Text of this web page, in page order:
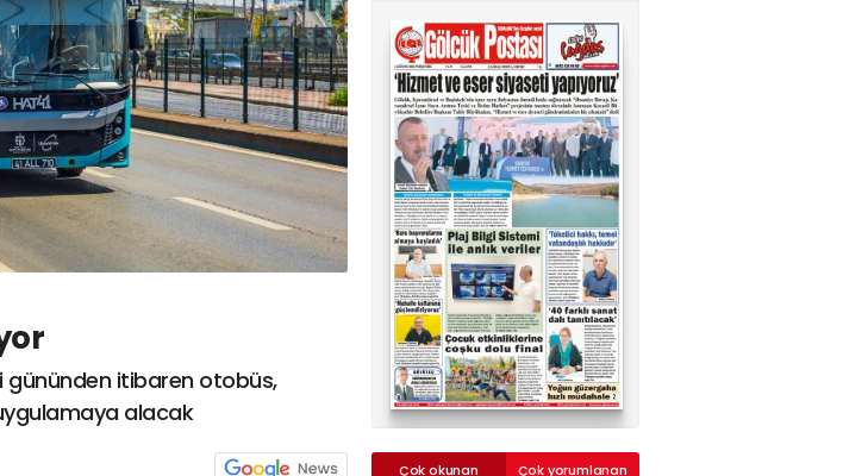
gününden itibaren otobüs,
alacak
Çok okunan
Çok yorumlanan
02624132333
haber@golcukpostasi.com